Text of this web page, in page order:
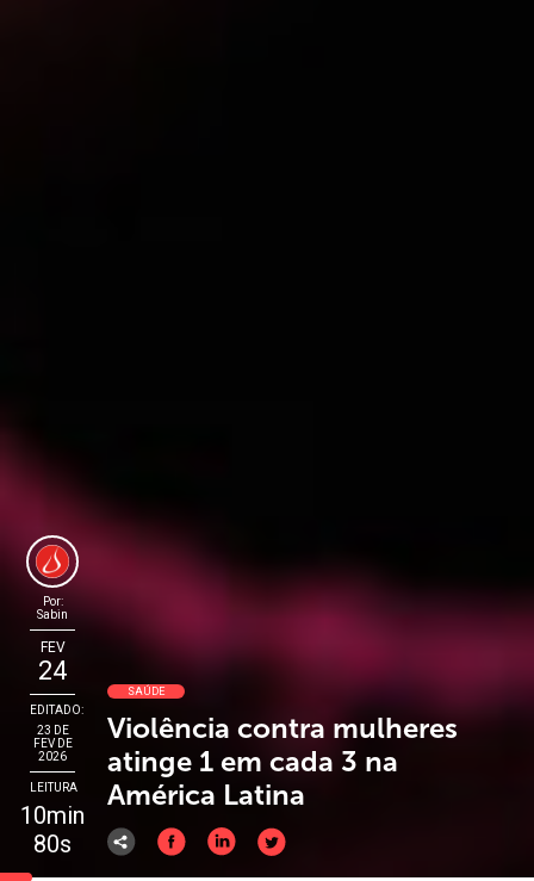
SAÚDE
Violência contra mulheres
atinge 1 em cada 3 na
América Latina
Por:
Sabin
FEV
24
EDITADO:
23 DE
FEV DE
2026
LEITURA
10min
80s